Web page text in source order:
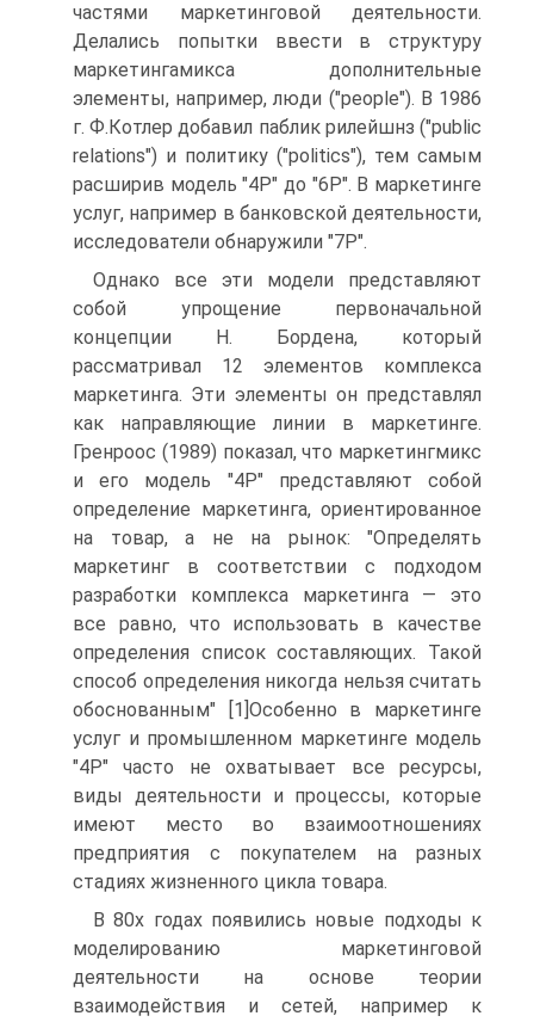
частями маркетинговой деятельности.
Делались попытки ввести в структуру
маркетингамикса дополнительные
элементы, например, люди ("people"). В 1986
г. Ф.Котлер добавил паблик рилейшнз ("public
relations") и политику ("politics"), тем самым
расширив модель "4Р" до "6Р". В маркетинге
услуг, например в банковской деятельности,
исследователи обнаружили "7Р".
Однако все эти модели представляют
собой упрощение первоначальной
концепции Н. Бордена, который
рассматривал 12 элементов комплекса
маркетинга. Эти элементы он представлял
как направляющие линии в маркетинге.
Гренроос (1989) показал, что маркетингмикс
и его модель "4Р" представляют собой
определение маркетинга, ориентированное
на товар, а не на рынок: "Определять
маркетинг в соответствии с подходом
разработки комплекса маркетинга — это
все равно, что использовать в качестве
определения список составляющих. Такой
способ определения никогда нельзя считать
обоснованным" [1]Особенно в маркетинге
услуг и промышленном маркетинге модель
"4Р" часто не охватывает все ресурсы,
виды деятельности и процессы, которые
имеют место во взаимоотношениях
предприятия с покупателем на разных
стадиях жизненного цикла товара.
В 80х годах появились новые подходы к
моделированию маркетинговой
деятельности на основе теории
взаимодействия и сетей, например к